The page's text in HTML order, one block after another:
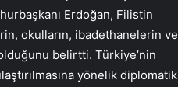
Erdoğan, Filistin
okulların, ibadethanelerin ve
belirtti. Türkiye’nin
yönelik diplomatik